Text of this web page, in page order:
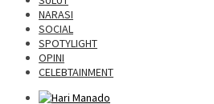
NARASI
SOCIAL
SPOTYLIGHT
OPINI
CELEBTAINMENT